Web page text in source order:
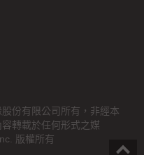
份有限公司所有，非經本
轉載於任何形式之媒
版權所有